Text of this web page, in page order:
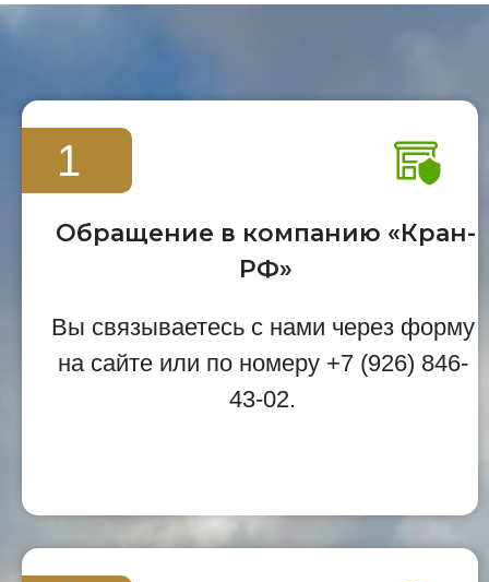
1
Обращение в компанию «Кран-
РФ»
Вы связываетесь с нами через форму
на сайте или по номеру +7 (926) 846-
43-02.